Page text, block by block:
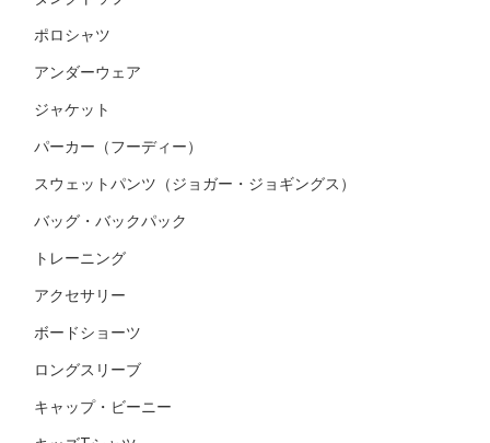
ポロシャツ
アンダーウェア
ジャケット
パーカー（フーディー）
スウェットパンツ（ジョガー・ジョギングス）
バッグ・バックパック
トレーニング
アクセサリー
ボードショーツ
ロングスリーブ
キャップ・ビーニー